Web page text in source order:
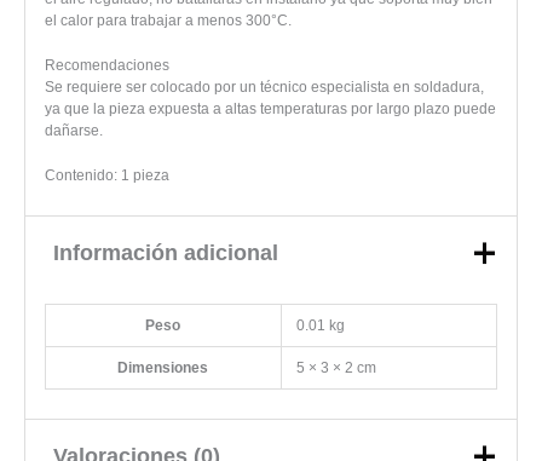
el calor para trabajar a menos 300°C.
Recomendaciones
Se requiere ser colocado por un técnico especialista en soldadura,
ya que la pieza expuesta a altas temperaturas por largo plazo puede
dañarse.
Contenido: 1 pieza
Información adicional
Peso 0.01 kg
Dimensiones 5 × 3 × 2 cm
Valoraciones (0)